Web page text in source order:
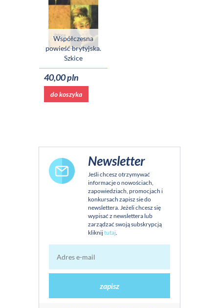
Współczesna
powieść brytyjska.
Szkice
40,00 pln
do koszyka
Newsletter
Jeśli chcesz otrzymywać
informacje o nowościach,
zapowiedziach, promocjach i
konkursach zapisz sie do
newslettera. Jeżeli chcesz się
wypisać z newslettera lub
zarządzać swoją subskrypcją
kliknijtutaj.
zapisz